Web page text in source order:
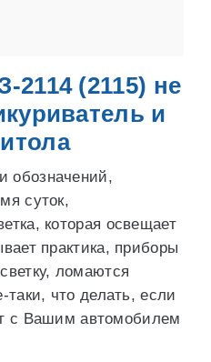
2114 (2115) не
и
обозначений,
суток,
которая освещает
практика, приборы
ломаются
таки, что делать, если
с Вашим автомобилем